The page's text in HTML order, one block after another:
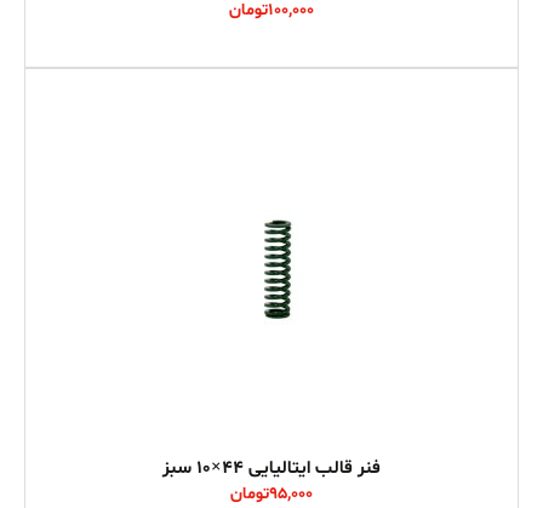
100,000تومان
فنر قالب ایتالیایی 44×10 سبز
95,000تومان